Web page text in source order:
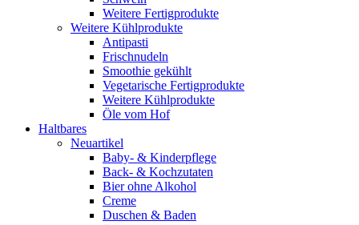
Weitere Fertigprodukte
Weitere Kühlprodukte
Antipasti
Frischnudeln
Smoothie gekühlt
Vegetarische Fertigprodukte
Weitere Kühlprodukte
Öle vom Hof
Haltbares
Neuartikel
Baby- & Kinderpflege
Back- & Kochzutaten
Bier ohne Alkohol
Creme
Duschen & Baden